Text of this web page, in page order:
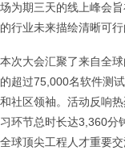
场为期三天的线上峰会
的行业未来描绘清晰可行
本次大会汇聚了来自全
的超过75,000名软件测
和社区领袖。活动反响
习环节总时长达3,360分
全球顶尖工程人才重要交